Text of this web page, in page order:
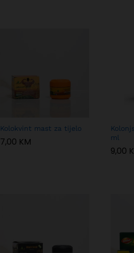
Kolokvint mast za tijelo
7,00 KM
7,00 KM
ml
9,00
9,00